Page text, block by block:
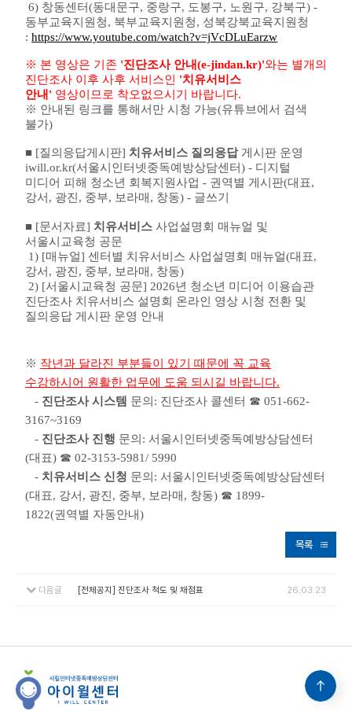
6) 창동센터(동대문구, 중랑구, 도봉구, 노원구, 강북구) -
동부교육지원청, 북부교육지원청, 성북강북교육지원청
: https://www.youtube.com/watch?v=jVcDLuEarzw
※ 본 영상은 기존 '진단조사 안내(e-jindan.kr)'와는 별개의
진단조사 이후 사후 서비스인
'치유서비스
안내' 영상이므로 착오없으시기 바랍니다.
※ 안내된 링크를 통해서만 시청 가능(유튜브에서 검색
불가)
■ [질의응답게시판] 치유서비스 질의응답 게시판 운영
iwill.or.kr(서울시인터넷중독예방상담센터) - 디지털
미디어 피해 청소년 회복지원사업 - 권역별 게시판(대표,
강서, 광진, 중부, 보라매, 창동) - 글쓰기
■ [문서자료] 치유서비스 사업설명회 매뉴얼 및
서울시교육청 공문
1) [매뉴얼] 센터별 치유서비스 사업설명회 매뉴얼(대표,
강서, 광진, 중부, 보라매, 창동)
2) [서울시교육청 공문] 2026년 청소년 미디어 이용습관
진단조사 치유서비스 설명회 온라인 영상 시청 전환 및
질의응답 게시판 운영 안내
※ 작년과 달라진 부분들이 있기 때문에 꼭 교육
수강하시어 원활한 업무에 도움 되시길 바랍니다.
- 진단조사 시스템 문의: 진단조사 콜센터 ☎ 051-662-
3167~3169
- 진단조사 진행 문의: 서울시인터넷중독예방상담센터
(대표) ☎ 02-3153-5981/ 5990
- 치유서비스 신청 문의: 서울시인터넷중독예방상담센터
(대표, 강서, 광진, 중부, 보라매, 창동) ☎ 1899-
1822(권역별 자동안내)
목록
다음글 [전체공지] 진단조사 척도 및 채점표 26.03.23